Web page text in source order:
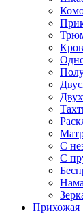
С
С
Прихожая